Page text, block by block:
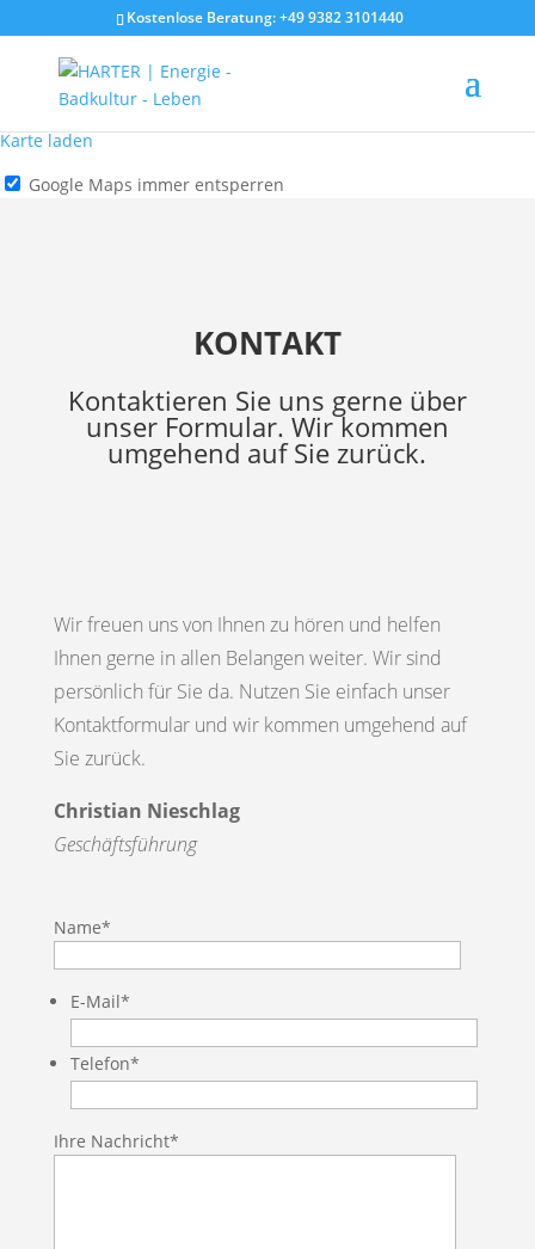
Kostenlose Beratung: +49 9382 3101440
Mit dem Laden der Karte akzeptieren Sie die
Datenschutzerklärung von Google.
Mehr erfahren
Karte laden
Google Maps immer entsperren
KONTAKT
Kontaktieren Sie uns gerne über
unser Formular. Wir kommen
umgehend auf Sie zurück.
Wir freuen uns von Ihnen zu hören und helfen
Ihnen gerne in allen Belangen weiter. Wir sind
persönlich für Sie da. Nutzen Sie einfach unser
Kontaktformular und wir kommen umgehend auf
Sie zurück.
Christian Nieschlag
Geschäftsführung
Name*
E-Mail*
Telefon*
Ihre Nachricht*